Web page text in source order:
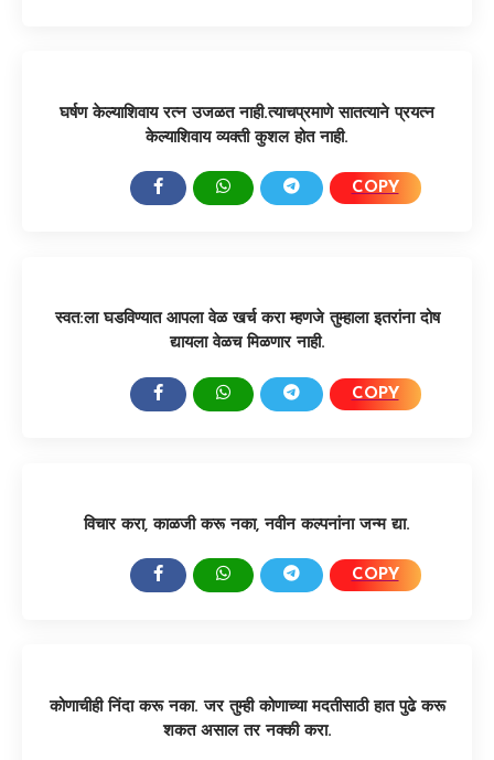
घर्षण केल्याशिवाय रत्न उजळत नाही.त्याचप्रमाणे सातत्याने प्रयत्न
केल्याशिवाय व्यक्ती कुशल होत नाही.
COPY
स्वत:ला घडविण्यात आपला वेळ खर्च करा म्हणजे तुम्हाला इतरांना दोष
द्यायला वेळच मिळणार नाही.
COPY
विचार करा, काळजी करू नका, नवीन कल्पनांना जन्म द्या.
COPY
कोणाचीही निंदा करू नका. जर तुम्ही कोणाच्या मदतीसाठी हात पुढे करू
शकत असाल तर नक्की करा.